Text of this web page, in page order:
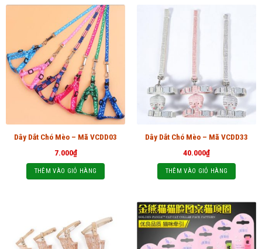
Dây Dắt Chó Mèo – Mã VCDD03
7.000₫
THÊM VÀO GIỎ HÀNG
Dây Dắt Chó Mèo – Mã VCDD33
40.000₫
THÊM VÀO GIỎ HÀNG